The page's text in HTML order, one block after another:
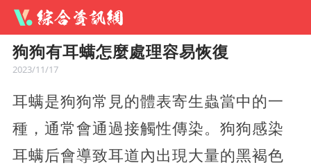
狗狗有耳螨怎麼處理容易恢復
2023/11/17
耳螨是狗狗常見的體表寄生蟲當中的一
種，通常會通過接觸性傳染。狗狗感染
耳螨后會導致耳道內出現大量的黑褐色